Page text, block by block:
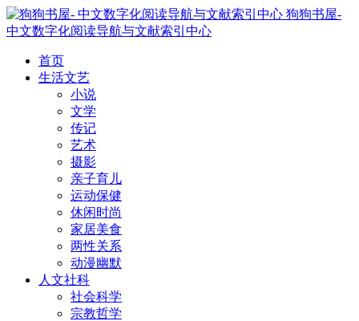
狗狗书屋-
中文数字化阅读导航与文献索引中心
首页
生活文艺
小说
文学
传记
艺术
摄影
亲子育儿
运动保健
休闲时尚
家居美食
两性关系
动漫幽默
人文社科
社会科学
宗教哲学